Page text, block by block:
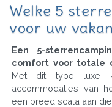
Welke 5
voor uw
Een 5-
comfort voor totale
Met dit type luxe
accommodaties van
een breed scala aan